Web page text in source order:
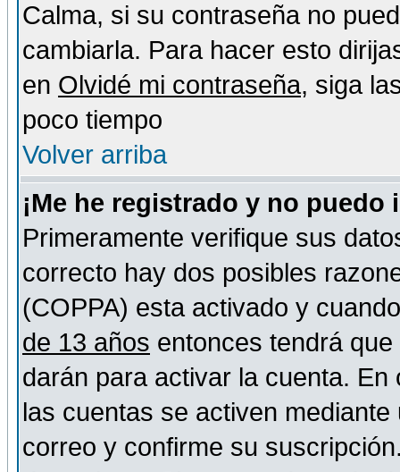
Calma, si su contraseña no
cambiarla. Para hacer esto
en Olvidé mi contraseña, siga
poco tiempo
Volver arriba
¡Me he registrado y no puedo
Primeramente verifique sus
correcto hay dos posibles
(COPPA) esta activado y
de 13 años entonces tendrá
darán para activar la cuenta.
las cuentas se activen
correo y confirme su